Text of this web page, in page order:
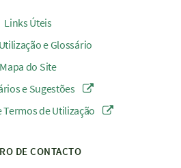
Links Úteis
e Glossário
Mapa do Site
e Sugestões
Termos de Utilização
DE CONTACTO